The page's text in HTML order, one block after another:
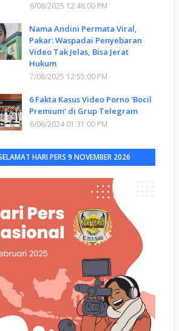
6/08/2025 12:48:00 PM
Nama Andini Permata Viral,
Pakar: Waspadai Penyebaran
Video Tak Jelas, Bisa Jerat
Hukum
7/08/2025 12:55:00 PM
6 Fakta Kasus Video Porno 'Bocil
Premium' di Grup Telegram
6/06/2024 01:31:00 PM
HARI PERS 9 NOVEMBER 2026